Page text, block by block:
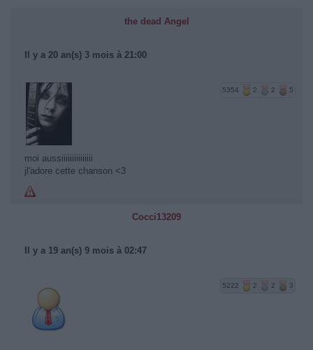
the dead Angel
Il y a 20 an(s) 3 mois à 21:00
5354 2 2 5
moi aussiiiiiiiiiiiiiii
jl'adore cette chanson <3
Cocci13209
Il y a 19 an(s) 9 mois à 02:47
5222 2 2 3